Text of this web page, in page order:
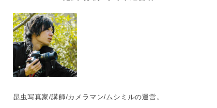
昆虫写真家/講師/カメラマン/ムシミルの運営。